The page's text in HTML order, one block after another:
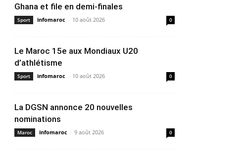
Ghana et file en demi-finales
Sport infomaroc - 10 août 2026 0
Le Maroc 15e aux Mondiaux U20
d’athlétisme
Sport infomaroc - 10 août 2026 0
La DGSN annonce 20 nouvelles
nominations
Maroc infomaroc - 9 août 2026 0